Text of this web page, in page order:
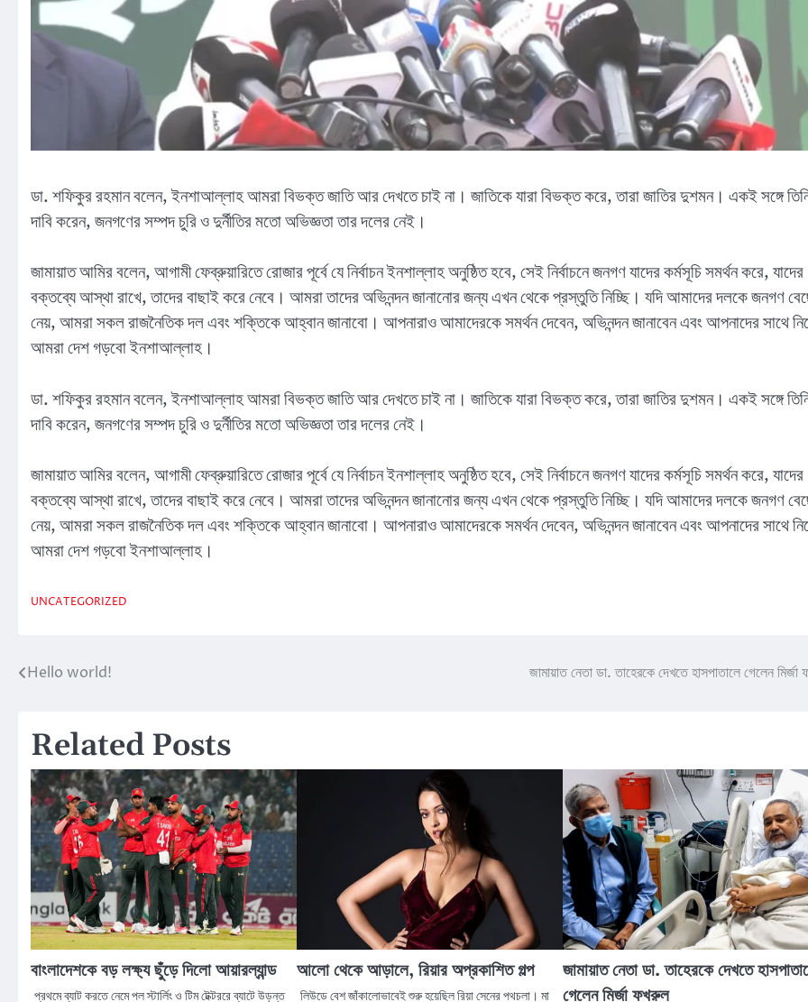
ডা. শফিকুর রহমান বলেন, ইনশাআল্লাহ আমরা বিভক্ত জাতি আর দেখতে চাই না। জাতিকে যারা বিভক্ত করে, তারা জাতির দুশমন। একই সঙ্গে
দাবি করেন, জনগণের সম্পদ চুরি ও দুর্নীতির মতো অভিজ্ঞতা তার দলের নেই।
জামায়াত আমির বলেন, আগামী ফেব্রুয়ারিতে রোজার পূর্বে যে নির্বাচন ইনশাল্লাহ অনুষ্ঠিত হবে, সেই নির্বাচনে জনগণ যাদের কর্মসূচি সমর্থন করে, যাদের
বক্তব্যে আস্থা রাখে, তাদের বাছাই করে নেবে। আমরা তাদের অভিনন্দন জানানোর জন্য এখন থেকে প্রস্তুতি নিচ্ছি। যদি আমাদের দলকে জনগণ
নেয়, আমরা সকল রাজনৈতিক দল এবং শক্তিকে আহ্বান জানাবো। আপনারাও আমাদেরকে সমর্থন দেবেন, অভিনন্দন জানাবেন এবং আপনাদের সাথে
আমরা দেশ গড়বো ইনশাআল্লাহ।
ডা. শফিকুর রহমান বলেন, ইনশাআল্লাহ আমরা বিভক্ত জাতি আর দেখতে চাই না। জাতিকে যারা বিভক্ত করে, তারা জাতির দুশমন। একই সঙ্গে
দাবি করেন, জনগণের সম্পদ চুরি ও দুর্নীতির মতো অভিজ্ঞতা তার দলের নেই।
জামায়াত আমির বলেন, আগামী ফেব্রুয়ারিতে রোজার পূর্বে যে নির্বাচন ইনশাল্লাহ অনুষ্ঠিত হবে, সেই নির্বাচনে জনগণ যাদের কর্মসূচি সমর্থন করে, যাদের
বক্তব্যে আস্থা রাখে, তাদের বাছাই করে নেবে। আমরা তাদের অভিনন্দন জানানোর জন্য এখন থেকে প্রস্তুতি নিচ্ছি। যদি আমাদের দলকে জনগণ
নেয়, আমরা সকল রাজনৈতিক দল এবং শক্তিকে আহ্বান জানাবো। আপনারাও আমাদেরকে সমর্থন দেবেন, অভিনন্দন জানাবেন এবং আপনাদের সাথে
আমরা দেশ গড়বো ইনশাআল্লাহ।
UNCATEGORIZED
Post
Hello world! জামায়াত নেতা ডা. তাহেরকে দেখতে হাসপাতালে গেলেন
Related Posts
বাংলাদেশকে বড় লক্ষ্য ছুঁড়ে দিলো আয়ারল্যান্ড
প্রথমে ব্যাট করতে নেমে পল স্টার্লিং ও টিম টেক্টররে ব্যাটে উড়ন্ত
আলো থেকে আড়ালে, রিয়ার অপ্রকাশিত গল্প
লিউডে বেশ জাঁকালোভাবেই শুরু হয়েছিল রিয়া সেনের পথচলা। মা
জামায়াত নেতা ডা. তাহেরকে দেখতে
গেলেন মির্জা ফখরুল